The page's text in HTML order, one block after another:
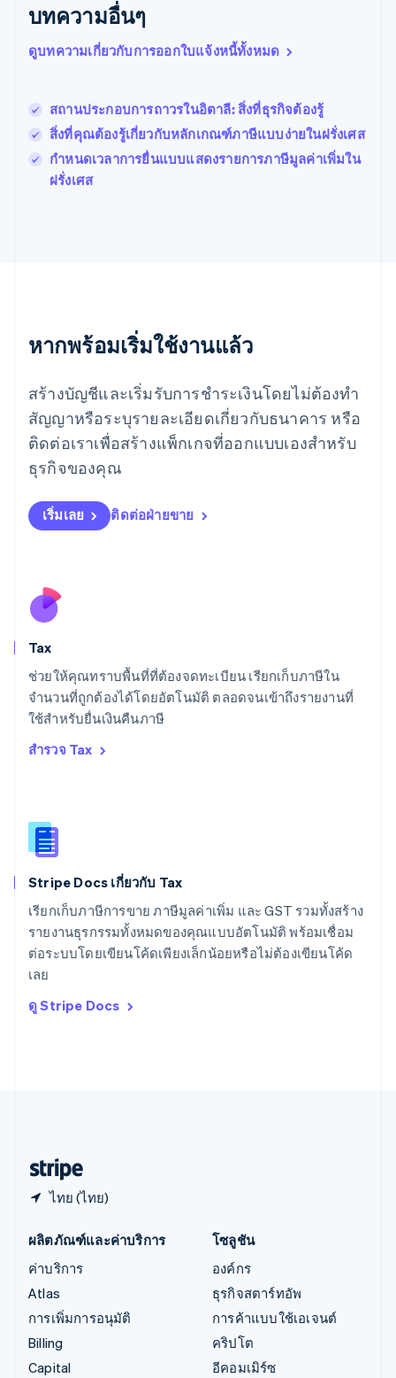
บทความอื่นๆ
ดูบทความเกี่ยวกับการออกใบแจ้งหนี้ทั้งหมด
สถานประกอบการถาวรในอิตาลี: สิ่งที่ธุรกิจต้องรู้
สิ่งที่คุณต้องรู้เกี่ยวกับหลักเกณฑ์ภาษีแบบง่ายในฝรั่งเศส
กําหนดเวลาการยื่นแบบแสดงรายการภาษีมูลค่าเพิ่มใน
ฝรั่งเศส
หากพร้อมเริ่มใช้งานแล้ว
สร้างบัญชีและเริ่มรับการชำระเงินโดยไม่ต้องทำ
สัญญาหรือระบุรายละเอียดเกี่ยวกับธนาคาร หรือ
ติดต่อเราเพื่อสร้างแพ็กเกจที่ออกแบบเองสำหรับ
ธุรกิจของคุณ
เริ่มเลย ติดต่อฝ่ายขาย
Tax
ช่วยให้คุณทราบพื้นที่ที่ต้องจดทะเบียน เรียกเก็บภาษีใน
จำนวนที่ถูกต้องได้โดยอัตโนมัติ ตลอดจนเข้าถึงรายงานที่
ใช้สำหรับยื่นเงินคืนภาษี
สำรวจ Tax
Stripe Docs เกี่ยวกับ Tax
เรียกเก็บภาษีการขาย ภาษีมูลค่าเพิ่ม และ GST รวมทั้งสร้าง
รายงานธุรกรรมทั้งหมดของคุณแบบอัตโนมัติ พร้อมเชื่อม
ต่อระบบโดยเขียนโค้ดเพียงเล็กน้อยหรือไม่ต้องเขียนโค้ด
เลย
ดู Stripe Docs
ไทย (ไทย)
เบลเยียม
Nederlands Français Deutsch English
โปรตุเกส
English
ฝรั่งเศส
ฟินแลนด์
EnglishSvenska
เยอรมนี
โรมาเนีย
English
ลักเซมเบิร์ก
FrançaisDeutschEnglish
ลัตเวีย
English
Deutsch English
ลิทัวเนีย
สโลวาเกีย
English
สวิตเซอร์แลนด์
Deutsch FrançaisItaliano English
สวีเดน
SvenskaEnglish
สหรัฐอเมริกา
EnglishEspañol
English
สาธารณรัฐเช็ก
สิงคโปร์
English简体中文
ออสเตรเลีย
English
ออสเตรีย
ItalianoEnglish
ผลิตภัณฑ์และค่าบริการ
ค่าบริการ
Atlas
การเพิ่มการอนุมัติ
Billing
Capital
โซลูชัน
องค์กร
ธุรกิจสตาร์ทอัพ
การค้าแบบใช้เอเจนต์
คริปโต
อีคอมเมิร์ซ